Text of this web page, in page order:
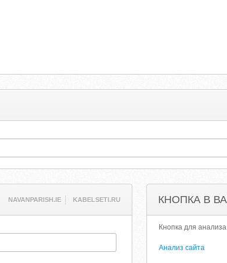
NAVANPARISH.IE KABELSETI.RU КНОПКА В
Кнопка для
Анализ сайта